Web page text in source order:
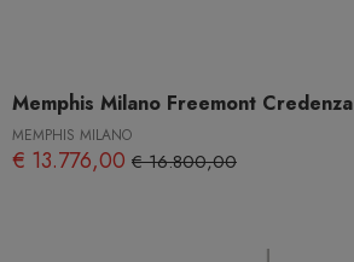
Memphis Milano Freemont Credenza
MEMPHIS MILANO
€ 13.776,00 € 16.800,00